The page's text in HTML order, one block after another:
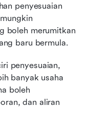
penyesuaian
boleh merumitkan
baru bermula.
penyesuaian,
banyak usaha
boleh
dan aliran